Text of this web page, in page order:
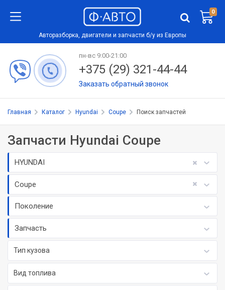
0
Авторазборка, двигатели и запчасти б/у из Европы
пн-вс 9:00-21:00
+375 (29) 321-44-44
Заказать обратный звонок
Главная Каталог Hyundai Coupe Поиск запчастей
Запчасти Hyundai Coupe
HYUNDAI
Coupe
Поколение
Запчасть
Тип кузова
Вид топлива